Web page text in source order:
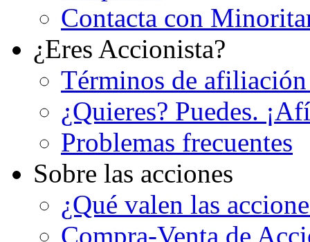
Contacta con
¿Eres Accionista?
Términos de
¿Quieres? Puedes.
Problemas frecuentes
Sobre las acciones
¿Qué valen las
Compra-Venta de